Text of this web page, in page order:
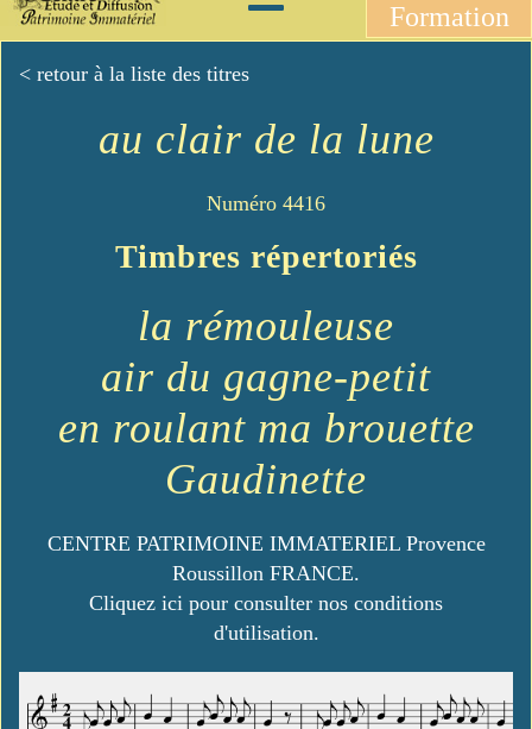
Formation
< retour à la liste des titres
au clair de la lune
Numéro 4416
Timbres répertoriés
la rémouleuse
air du gagne-petit
en roulant ma brouette
Gaudinette
CENTRE PATRIMOINE IMMATERIEL Provence
Roussillon FRANCE.
Cliquez ici pour consulter nos conditions
d'utilisation.